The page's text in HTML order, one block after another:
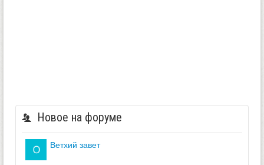
Новое на форуме
ветхий завет